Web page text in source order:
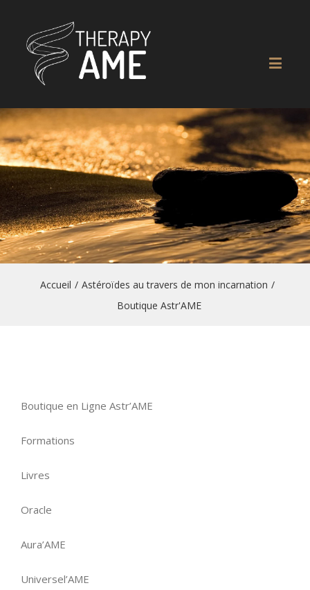
Accueil / Astéroïdes au travers de mon incarnation /
Boutique Astr'AME
Boutique en Ligne Astr’AME
Formations
Livres
Oracle
Aura’AME
Universel’AME